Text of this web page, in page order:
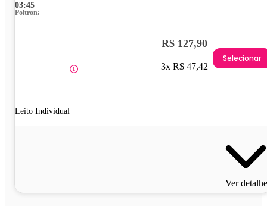
03:45
Poltrona
Leito Individual
R$ 127,90
3x R$ 47,42
Selecionar
Ver